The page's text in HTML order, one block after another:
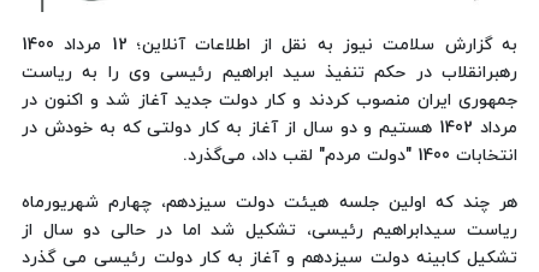
به گزارش سلامت نیوز به نقل از اطلاعات آنلاین؛ 12 مرداد 1400
رهبرانقلاب در حکم تنفیذ سید ابراهیم رئیسی وی را به ریاست
جمهوری ایران منصوب کردند و کار دولت جدید آغاز شد و اکنون در
مرداد 1402 هستیم و دو سال از آغاز به کار دولتی که به خودش در
انتخابات 1400 "دولت مردم" لقب داد، می‌گذرد.
هر چند که اولین جلسه هیئت دولت سیزدهم، چهارم شهریورماه
ریاست سیدابراهیم رئیسی، تشکیل شد اما در حالی دو سال از
تشکیل کابینه دولت سیزدهم و آغاز به کار دولت رئیسی می گذرد